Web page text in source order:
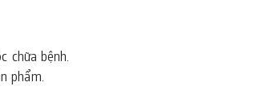
chữa bệnh.
phẩm.